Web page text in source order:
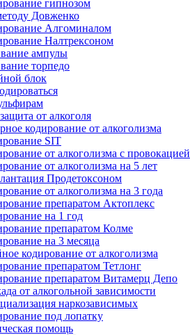
гипнозом
Довженко
Алгоминалом
Налтрексоном
ампулы
торпедо
блок
от алкоголя
кодирование от алкоголизма
SIT
от алкоголизма с провокацией
от алкоголизма на 5 лет
Продетоксоном
от алкоголизма на 3 года
препаратом Актоплекс
на 1 год
препаратом Колме
на 3 месяца
кодирование от алкоголизма
препаратом Тетлонг
препаратом Витамерц Депо
от алкогольной зависимости
наркозависимых
под лопатку
помощь